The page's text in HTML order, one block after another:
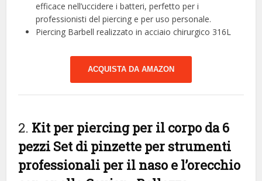
efficace nell’uccidere i batteri, perfetto per i
professionisti del piercing e per uso personale.
Piercing Barbell realizzato in acciaio chirurgico 316L
ACQUISTA DA AMAZON
2. Kit per piercing per il corpo da 6
pezzi Set di pinzette per strumenti
professionali per il naso e l’orecchio